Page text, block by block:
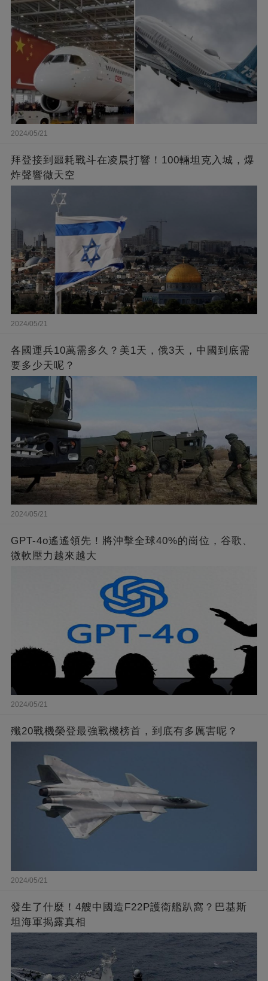
2024/05/21
拜登接到噩耗戰斗在凌晨打響！100輛坦克入城，爆
炸聲響徹天空
2024/05/21
各國運兵10萬需多久？美1天，俄3天，中國到底需
要多少天呢？
2024/05/21
GPT-4o遙遙領先！將沖擊全球40%的崗位，谷歌、
微軟壓力越來越大
2024/05/21
殲20戰機榮登最強戰機榜首，到底有多厲害呢？
2024/05/21
發生了什麼！4艘中國造F22P護衛艦趴窩？巴基斯
坦海軍揭露真相